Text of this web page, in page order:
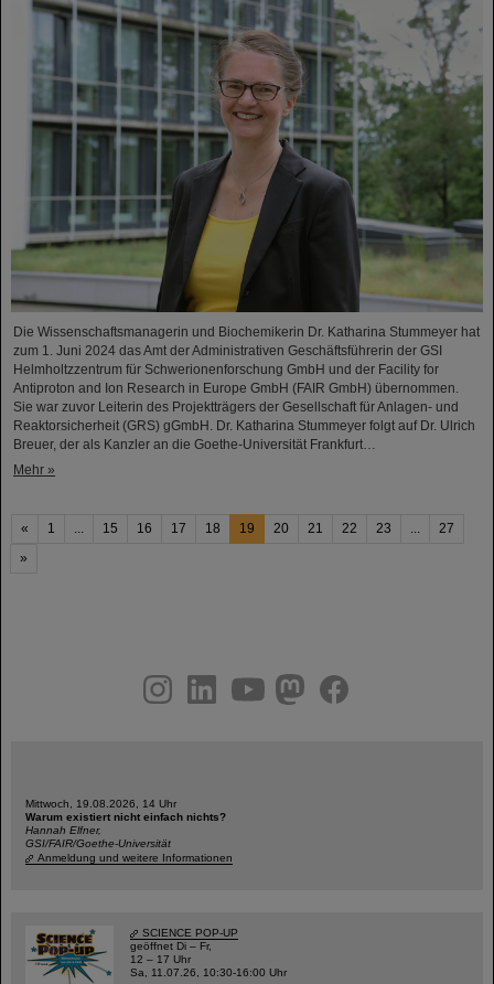
Die Wissenschaftsmanagerin und Biochemikerin Dr. Katharina Stummeyer hat
zum 1. Juni 2024 das Amt der Administrativen Geschäftsführerin der GSI
Helmholtzzentrum für Schwerionenforschung GmbH und der Facility for
Antiproton and Ion Research in Europe GmbH (FAIR GmbH) übernommen.
Sie war zuvor Leiterin des Projektträgers der Gesellschaft für Anlagen- und
Reaktorsicherheit (GRS) gGmbH. Dr. Katharina Stummeyer folgt auf Dr. Ulrich
Breuer, der als Kanzler an die Goethe-Universität Frankfurt…
Mehr »
« 1 ... 15 16 17 18 19 20 21 22 23 ...
27
»
youtubehelmholtz.socialfacebook
Mittwoch, 19.08.2026, 14 Uhr
Warum existiert nicht einfach nichts?
Hannah Elfner,
GSI/FAIR/Goethe-Universität
Anmeldung und weitere Informationen
SCIENCE POP-UP
geöffnet Di – Fr,
12 – 17 Uhr
Sa, 11.07.26, 10:30-16:00 Uhr